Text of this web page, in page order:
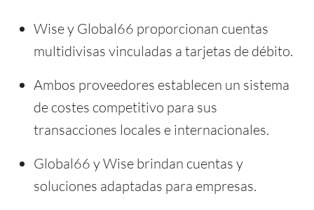
Wise y Global66 proporcionan cuentas
multidivisas vinculadas a tarjetas de débito.
Ambos proveedores establecen un sistema
de costes competitivo para sus
transacciones locales e internacionales.
Global66 y Wise brindan cuentas y
soluciones adaptadas para empresas.